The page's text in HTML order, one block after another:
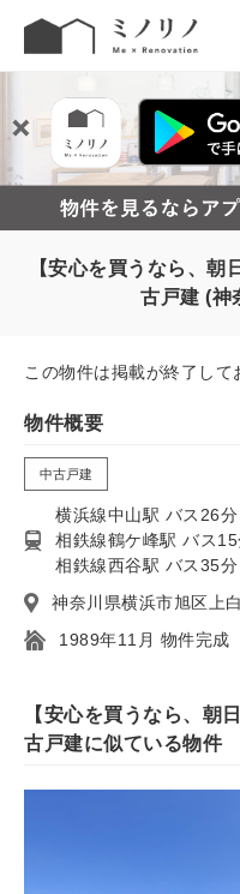
【安心を買うなら、朝
古戸建 (神
この物件は掲載が終了して
物件概要
中古戸建
横浜線中山駅 バス26
相鉄線鶴ケ峰駅 バス
相鉄線西谷駅 バス35
神奈川県横浜市旭区上
1989年11月 物件完成
【安心を買うなら、朝
古戸建に似ている物件